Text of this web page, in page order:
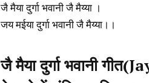
जै मैया दुर्गा भवानी जै मैय्या ।
जय मईया दुर्गा भवानी जै मैय्या।।
जै मैया दुर्गा भवानी